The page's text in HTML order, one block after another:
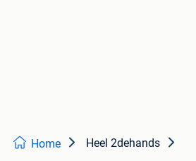
Home Heel 2dehands